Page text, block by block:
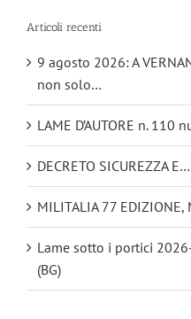
Articoli recenti
9 agosto 2026: A
non solo…
LAME D’AUTORE n. 110
DECRETO SICUREZZA
MILITALIA 77 EDIZIONE,
Lame sotto i portici
(BG)